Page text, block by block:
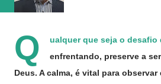
Q
ualquer que seja o desafio
enfrentando, preserve a
Deus. A calma, é vital para